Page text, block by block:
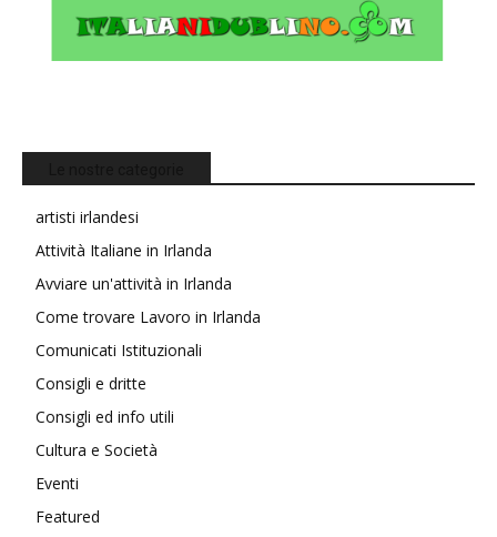
artisti irlandesi
Attività Italiane in Irlanda
Avviare un'attività in Irlanda
Come trovare Lavoro in Irlanda
Comunicati Istituzionali
Consigli e dritte
Consigli ed info utili
Cultura e Società
Eventi
Featured